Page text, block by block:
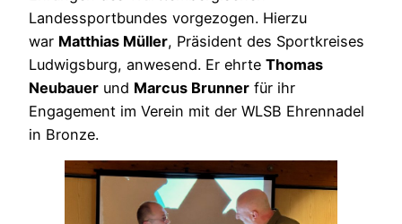
Landessportbundes vorgezogen. Hierzu
war Matthias Müller, Präsident des Sportkreises
Ludwigsburg, anwesend. Er ehrte Thomas
Neubauer und Marcus Brunner für ihr
Engagement im Verein mit der WLSB Ehrennadel
in Bronze.